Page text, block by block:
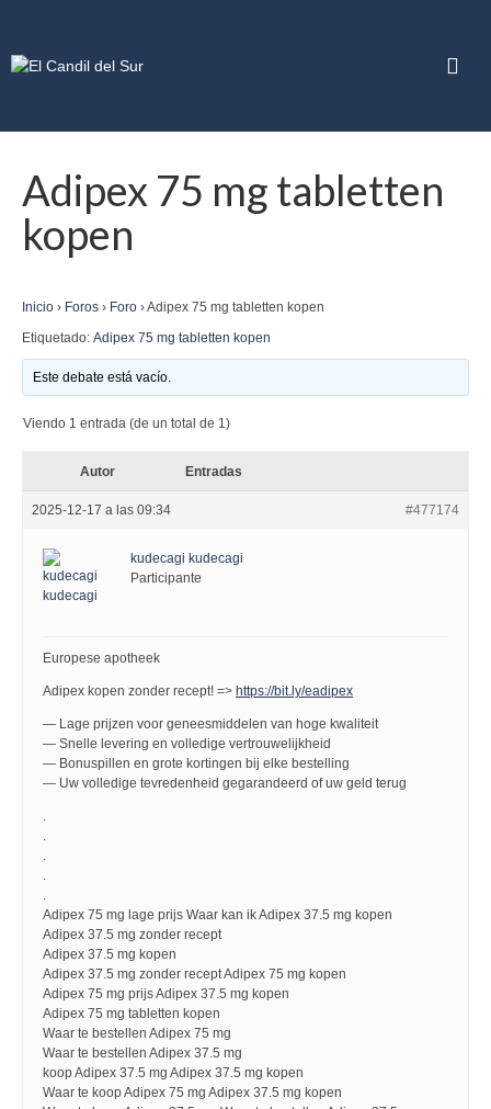
Adipex 75 mg tabletten
kopen
Inicio › Foros › Foro ›Adipex 75 mg tabletten kopen
Etiquetado: Adipex 75 mg tabletten kopen
Este debate está vacío.
Viendo 1 entrada (de un total de 1)
Autor Entradas
2025-12-17 a las 09:34 #477174
kudecagi kudecagi
Participante
Europese apotheek
Adipex kopen zonder recept! => https://bit.ly/eadipex
— Lage prijzen voor geneesmiddelen van hoge kwaliteit
— Snelle levering en volledige vertrouwelijkheid
— Bonuspillen en grote kortingen bij elke bestelling
— Uw volledige tevredenheid gegarandeerd of uw geld terug
.
.
.
.
.
Adipex 75 mg lage prijs Waar kan ik Adipex 37.5 mg kopen
Adipex 37.5 mg zonder recept
Adipex 37.5 mg kopen
Adipex 37.5 mg zonder recept Adipex 75 mg kopen
Adipex 75 mg prijs Adipex 37.5 mg kopen
Adipex 75 mg tabletten kopen
Waar te bestellen Adipex 75 mg
Waar te bestellen Adipex 37.5 mg
koop Adipex 37.5 mg Adipex 37.5 mg kopen
Waar te koop Adipex 75 mg Adipex 37.5 mg kopen